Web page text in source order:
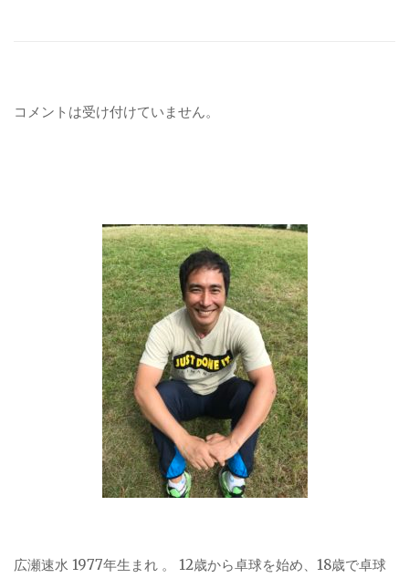
コメントは受け付けていません。
広瀬速水 1977年生まれ 。 12歳から卓球を始め、18歳で卓球